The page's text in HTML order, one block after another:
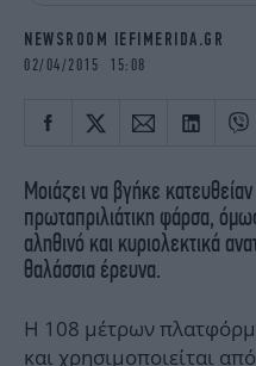
OSCARS
NEWSROOM IEFIMERIDA.GR
02/04/2015 15:08
Μοιάζει να βγήκε
πρωταπριλιάτικη φάρσα,
αληθινό και κυριολεκτικά
θαλάσσια έρευνα.
Η 108 μέτρων
και χρησιμοποιείται